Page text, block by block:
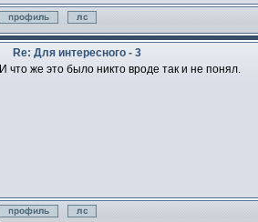
Профиль
Отправить личное
Сообщение
Re: Для интересного - 3
И что же это было никто вроде так и не понял.